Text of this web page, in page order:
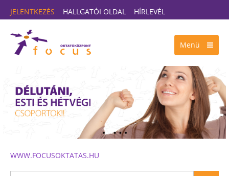
JELENTKEZÉS HALLGATÓI OLDAL HÍRLEVÉL
Menü
WWW.FOCUSOKTATAS.HU